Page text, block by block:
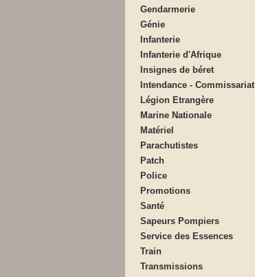
Gendarmerie
Génie
Infanterie
Infanterie d'Afrique
Insignes de béret
Intendance - Commissariat
Légion Etrangère
Marine Nationale
Matériel
Parachutistes
Patch
Police
Promotions
Santé
Sapeurs Pompiers
Service des Essences
Train
Transmissions